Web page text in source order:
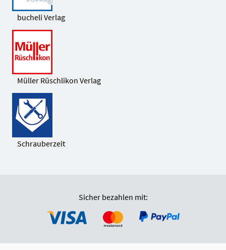
bucheli Verlag
Müller Rüschlikon Verlag
Schrauberzeit
Sicher bezahlen mit: